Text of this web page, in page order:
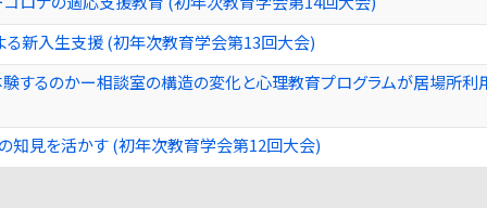
る新入生支援 (初年次教育学会第13回大会)
験するのかー相談室の構造の変化と心理教育プログラムが居場所
知見を活かす (初年次教育学会第12回大会)